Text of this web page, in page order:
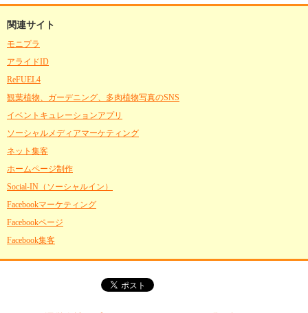
関連サイト
モニプラ
アライドID
ReFUEL4
観葉植物、ガーデニング、多肉植物写真のSNS
イベントキュレーションアプリ
ソーシャルメディアマーケティング
ネット集客
ホームページ制作
Social-IN（ソーシャルイン）
Facebookマーケティング
Facebookページ
Facebook集客